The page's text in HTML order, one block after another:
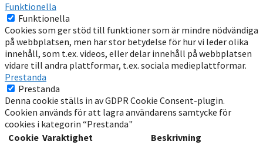
Funktionella
Funktionella
Cookies som ger stöd till funktioner som är mindre nödvändiga
på webbplatsen, men har stor betydelse för hur vi leder olika
innehåll, som t.ex. videos, eller delar innehåll på webbplatsen
vidare till andra plattformar, t.ex. sociala medieplattformar.
Prestanda
Prestanda
Denna cookie ställs in av GDPR Cookie Consent-plugin.
Cookien används för att lagra användarens samtycke för
cookies i kategorin “Prestanda"
Cookie Varaktighet Beskrivning